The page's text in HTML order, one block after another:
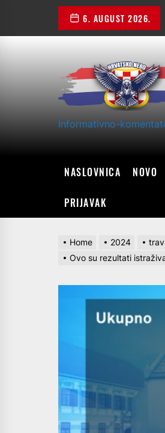
the
6. AUGUST 2026.
Informativno-
NASLOVNICA NOVO
PRIJAVAK
Home 2024
Ovo su rezultati